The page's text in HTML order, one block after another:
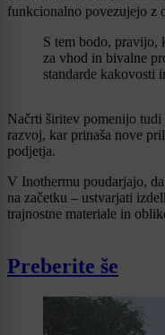
funkcionalno povezujejo z
S tem bodo, pravijo,
za vhod in bivalne
standarde kakovosti
Načrti širitev pomenijo tudi
razvoj, kar prinaša nove
podjetja.
V Inothermu poudarjajo,
na začetku – ustvarjati
trajnostne materiale in
Preberite še